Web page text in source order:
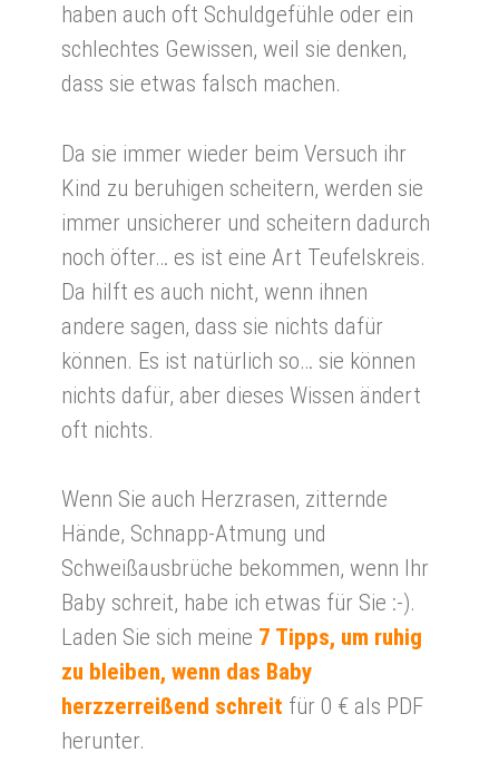
haben auch oft Schuldgefühle oder ein
schlechtes Gewissen, weil sie denken,
dass sie etwas falsch machen.
Da sie immer wieder beim Versuch ihr
Kind zu beruhigen scheitern, werden sie
immer unsicherer und scheitern dadurch
noch öfter… es ist eine Art Teufelskreis.
Da hilft es auch nicht, wenn ihnen
andere sagen, dass sie nichts dafür
können. Es ist natürlich so… sie können
nichts dafür, aber dieses Wissen ändert
oft nichts.
Wenn Sie auch Herzrasen, zitternde
Hände, Schnapp-Atmung und
Schweißausbrüche bekommen, wenn Ihr
Baby schreit, habe ich etwas für Sie :-).
Laden Sie sich meine 7 Tipps, um ruhig
zu bleiben, wenn das Baby
herzzerreißend schreit für 0 € als PDF
herunter.